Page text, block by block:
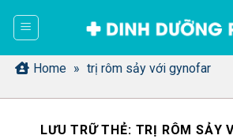
dung Home » trị rôm sảy với gynofar
LƯU TRỮ THẺ: TRỊ RÔM SẢY